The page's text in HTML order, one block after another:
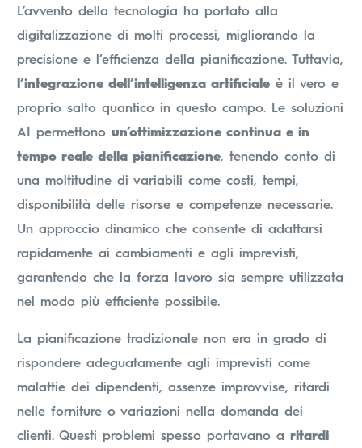
L’avvento della tecnologia ha portato alla
digitalizzazione di molti processi, migliorando la
precisione e l’efficienza della pianificazione. Tuttavia,
l’integrazione dell’intelligenza artificiale è il vero e
proprio salto quantico in questo campo. Le soluzioni
AI permettonoun’ottimizzazione continua e in
tempo reale della pianificazione, tenendo conto di
una moltitudine di variabili come costi, tempi,
disponibilità delle risorse e competenze necessarie.
Un approccio dinamico che consente di adattarsi
rapidamente ai cambiamenti e agli imprevisti,
garantendo che la forza lavoro sia sempre utilizzata
nel modo più efficiente possibile.
La pianificazione tradizionale non era in grado di
rispondere adeguatamente agli imprevisti come
malattie dei dipendenti, assenze improvvise, ritardi
nelle forniture o variazioni nella domanda dei
clienti. Questi problemi spesso portavano aritardi